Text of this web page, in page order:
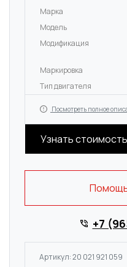
Марка
Модель
Модификация
Маркировка
Тип двигателя
Посмотреть полное
Узнать стоимость
+7
Артикул: 20 021 921 059